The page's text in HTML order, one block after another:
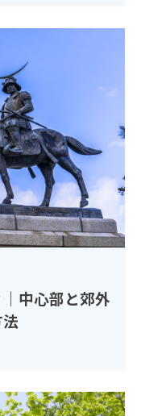
中心部と郊外